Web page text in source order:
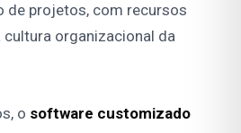
de projetos, com recursos
organizacional da
o software customizado